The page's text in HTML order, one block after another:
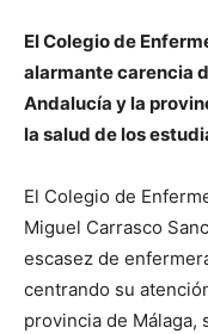
El Colegio de
alarmante carencia
Andalucía y la
la salud de los
El Colegio de
Miguel Carrasco
escasez de
centrando su
provincia de Málaga,